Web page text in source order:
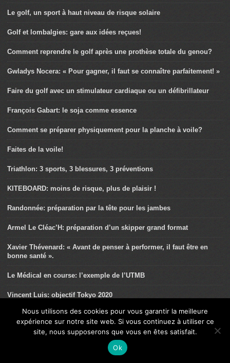
Le golf, un sport à haut niveau de risque solaire
Golf et lombalgies: gare aux idées reçues!
Comment reprendre le golf après une prothèse totale du genou?
Gwladys Nocera: « Pour gagner, il faut se connaître parfaitement! »
Faire du golf avec un stimulateur cardiaque ou un défibrillateur
François Gabart: le soja comme essence
Comment se préparer physiquement pour la planche à voile?
Faites de la voile!
Triathlon: 3 sports, 3 blessures, 3 préventions
KITEBOARD: moins de risque, plus de plaisir !
Randonnée: préparation par la tête pour les jambes
Armel Le Cléac’H: préparation d’un skipper grand format
Xavier Thévenard: « Avant de penser à performer, il faut être en
bonne santé ».
Le Médical en course: l’exemple de l’UTMB
Vincent Luis: objectif Tokyo 2020
Le confort aux pieds avec Newfeel
Colombo – Sri Lanka: un Half Ironman au Paradis!
Pierre Frolla: « Je m’entraîne comme un triathlète ».
Nous utilisons des cookies pour vous garantir la meilleure
expérience sur notre site web. Si vous continuez à utiliser ce
site, nous supposerons que vous en êtes satisfait.
Ok